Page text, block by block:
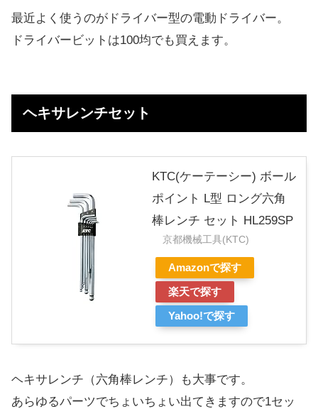
最近よく使うのがドライバー型の電動ドライバー。
ドライバービットは100均でも買えます。
ヘキサレンチセット
KTC(ケーテーシー) ボール
ポイント L型 ロング六角
棒レンチ セット HL259SP
京都機械工具(KTC)
Amazonで探す
楽天で探す
Yahoo!で探す
ヘキサレンチ（六角棒レンチ）も大事です。
あらゆるパーツでちょいちょい出てきますので1セッ